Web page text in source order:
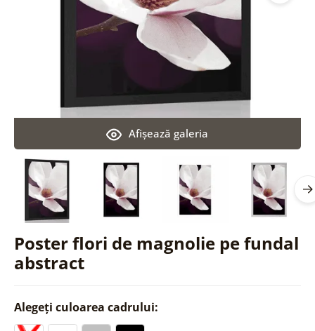
Poster flori de magnolie pe fundal
abstract
Afişează galeria
Alegeți culoarea cadrului: